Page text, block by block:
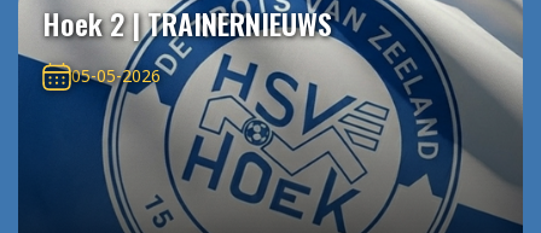
Hoek 2 | TRAINERNIEUWS
05-05-2026